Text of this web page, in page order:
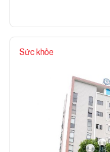
Sức khỏe